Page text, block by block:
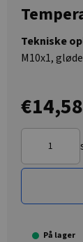
Tekniske
M10x1,
€14,58
På lager